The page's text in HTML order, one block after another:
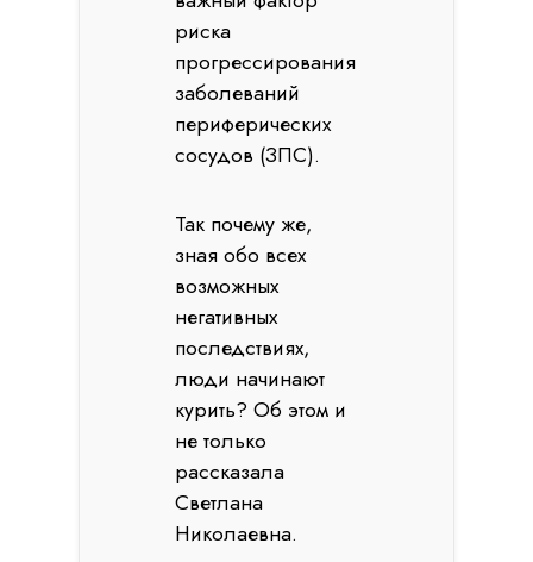
риска
прогрессирования
заболеваний
периферических
сосудов (ЗПС).
Так почему же,
зная обо всех
возможных
негативных
последствиях,
люди начинают
курить? Об этом и
не только
рассказала
Светлана
Николаевна.